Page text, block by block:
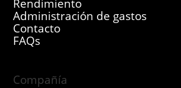
Rendimiento
Administración de gastos
Contacto
FAQs
Compañía